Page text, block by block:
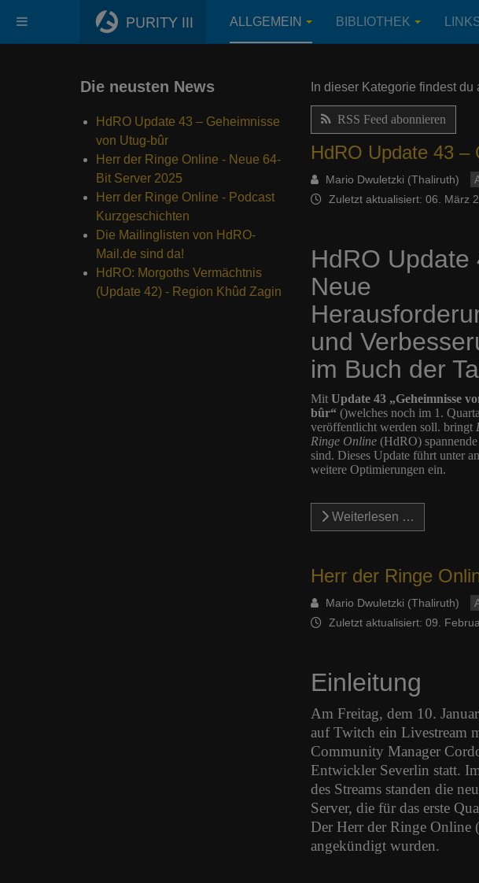
ALLGEMEIN BIBLIOTHEK
In dieser Kategorie findest
RSS Feed abonnieren
HdRO Update 43 –
Mario Dwuletzki (Thaliruth)
Zuletzt aktualisiert: 06. März
HdRO Update
Neue
und
im Buch der
Mit Update 43 „Geheimnisse
bûr“()welches noch im 1.
veröffentlicht werden soll. bringt
Ringe Online(HdRO) spannende
sind. Dieses Update führt unter
weitere Optimierungen ein.
Weiterlesen …
Herr der Ringe
Mario Dwuletzki (Thaliruth)
Zuletzt aktualisiert: 09.
Einleitung
Am Freitag, dem 10.
auf Twitch ein Livestream
Community Manager
Entwickler Severlin statt.
des Streams standen die
Server, die für das erste
Der Herr der Ringe Online
angekündigt wurden.
Die neusten News
HdRO Update 43 – Geheimnisse
von Utug-bûr
Herr der Ringe Online - Neue 64-
Bit Server 2025
Herr der Ringe Online - Podcast
Kurzgeschichten
Die Mailinglisten von HdRO-
Mail.de sind da!
HdRO: Morgoths Vermächtnis
(Update 42) - Region Khûd Zagin